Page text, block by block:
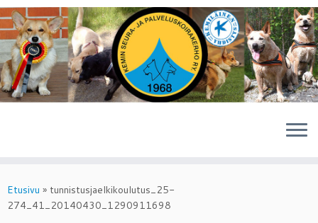
to
content
Etusivu » tunnistusjaelkikoulutus_25-
274_41_20140430_1290911698